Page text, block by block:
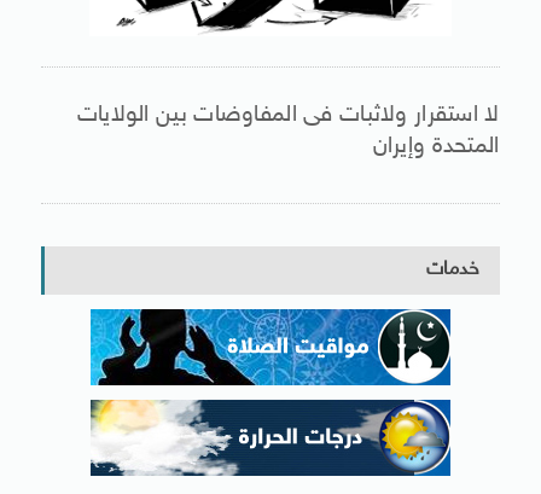
لا استقرار ولاثبات فى المفاوضات بين الولايات
المتحدة وإيران
خدمات